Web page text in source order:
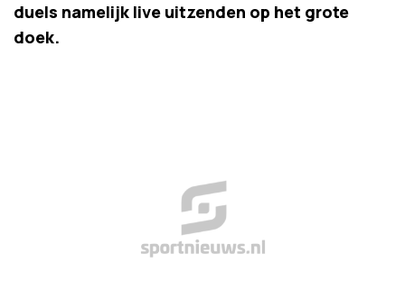
duels namelijk live uitzenden op het grote
doek.